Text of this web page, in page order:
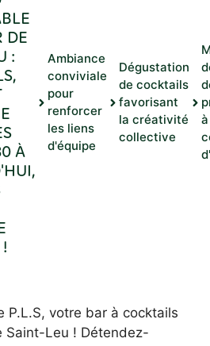
:
À
Ambiance
conviviale
pour
renforcer
les liens
d'équipe
Dégustation
de cocktails
favorisant
la créativité
collective
P.L.S, votre bar à cocktails
Saint-Leu ! Détendez-